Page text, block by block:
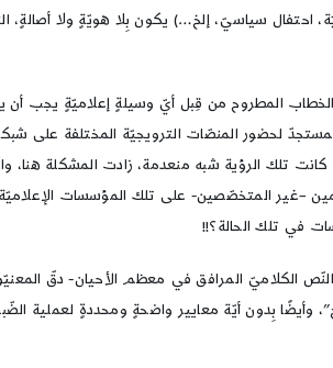
سياسيّ، إلخ…) يكون بِلا هويّةٍ ولا أصالةٍ،
المطروح من قِبل أيّ وسيلةٍ إعلاميّةٍ يجب أن
لحضور المنصّات الترويجيّة المختلفة على
تلك الرؤية شبه منعدمة، زادت المشكلة هنا،
–غير المتخصّصين- على تلك المؤسسات
في تلك الحالة؟!!
الكلاميّ المرافق في معظم الأحيان- دقّ
وأيضًا بِدون أيّة معايير واضحةٍ ومحددةٍ